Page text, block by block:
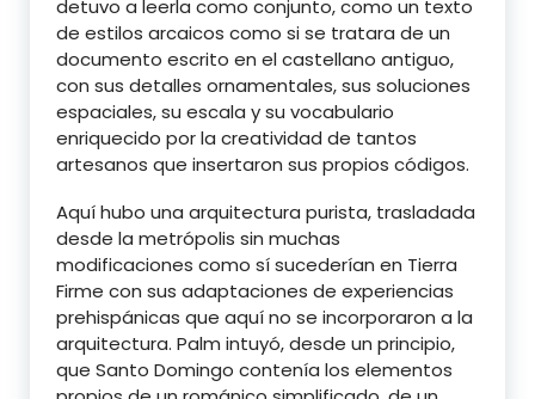
detuvo a leerla como conjunto, como un texto
de estilos arcaicos como si se tratara de un
documento escrito en el castellano antiguo,
con sus detalles ornamentales, sus soluciones
espaciales, su escala y su vocabulario
enriquecido por la creatividad de tantos
artesanos que insertaron sus propios códigos.
Aquí hubo una arquitectura purista, trasladada
desde la metrópolis sin muchas
modificaciones como sí sucederían en Tierra
Firme con sus adaptaciones de experiencias
prehispánicas que aquí no se incorporaron a la
arquitectura. Palm intuyó, desde un principio,
que Santo Domingo contenía los elementos